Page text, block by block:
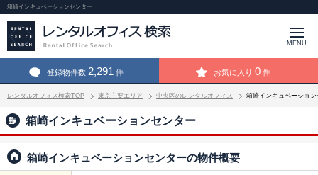
箱崎インキュベーションセンター
MENU
登録物件数 2,291 件 お気に入り 0 件
レンタルオフィス検索TOP 東京主要エリア 中央区のレンタルオフィス 箱崎インキュベーショ
箱崎インキュベーションセンター
箱崎インキュベーションセンターの物件概要